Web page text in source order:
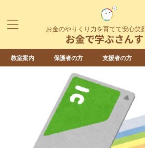
お金のやりくり力を育てて安心笑
お金で学ぶさんす
教室案内 保護者の方 支援者の方